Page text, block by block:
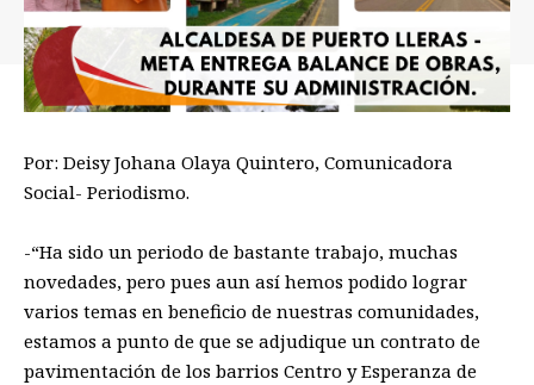
Por: Deisy Johana Olaya Quintero, Comunicadora
Social- Periodismo.
-“Ha sido un periodo de bastante trabajo, muchas
novedades, pero pues aun así hemos podido lograr
varios temas en beneficio de nuestras comunidades,
estamos a punto de que se adjudique un contrato de
pavimentación de los barrios Centro yEsperanza de